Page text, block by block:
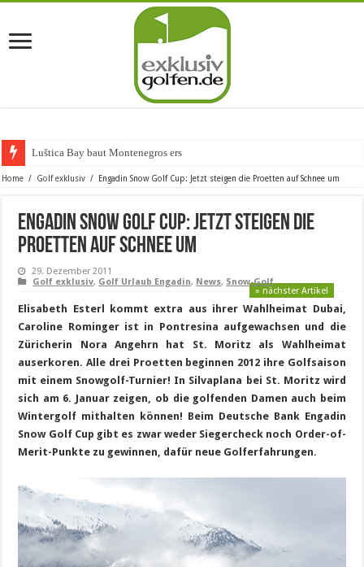
Luštica Bay baut Montenegros erste Golf-Com
Home / Golf exklusiv / Engadin Snow Golf Cup: Jetzt steigen die Proetten auf Schnee um
Engadin Snow Golf Cup: Jetzt steigen die
Proetten auf Schnee um
29. Dezember 2011
Golf exklusiv, Golf Urlaub Engadin, News, Snow-Golf
» nächster Artikel
Elisabeth Esterl kommt extra aus ihrer Wahlheimat Dubai,
Caroline Rominger ist in Pontresina aufgewachsen und die
Züricherin Nora Angehrn hat St. Moritz als Wahlheimat
auserkoren. Alle drei Proetten beginnen 2012 ihre Golfsaison
mit einem Snowgolf-Turnier! In Silvaplana bei St. Moritz wird
sich am 6. Januar zeigen, ob die golfenden Damen auch beim
Wintergolf mithalten können! Beim Deutsche Bank Engadin
Snow Golf Cup gibt es zwar weder Siegercheck noch Order-of-
Merit-Punkte zu gewinnen, dafür neue Golferfahrungen.